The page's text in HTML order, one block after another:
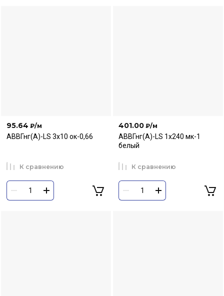
95.64 ₽/м
АВВГнг(А)-LS 3х10 ок-0,66
К сравнению
401.00 ₽/м
АВВГнг(А)-LS 1х240 мк-1
белый
К сравнению